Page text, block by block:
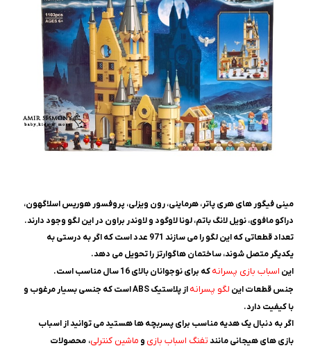
مینی فیگور های هری پاتر، هرماینی، رون ویزلی، پروفسور هوریس اسلاگهون،
دراکو مافوی، نویل لانگ باتم، لونا لاوگود و لاوندر براون در این لگو وجود دارند.
تعداد قطعاتی که این لگو را می سازند 971 عدد است که اگر به درستی به
یکدیگر متصل شوند، ساختمان هاگوارتز را تحویل می دهد.
این اسباب بازی پسرانهکه برای نوجوانان بالای 16 سال مناسب است.
جنس قطعات این لگو پسرانه
از پلاستیک ABS است که جنسی بسیار مرغوب و
با کیفیت دارد.
اگر به دنبال یک هدیه مناسب برای پسربچه ها هستید می توانید از اسباب
بازی های هیجانی مانندتفنگ اسباب بازی و ماشین کنترلی، محصولات